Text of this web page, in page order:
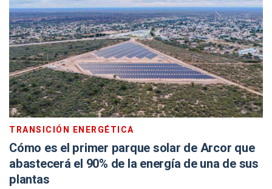
TRANSICIÓN ENERGÉTICA
Cómo es el primer parque solar de Arcor que
abastecerá el 90% de la energía de una de sus
plantas